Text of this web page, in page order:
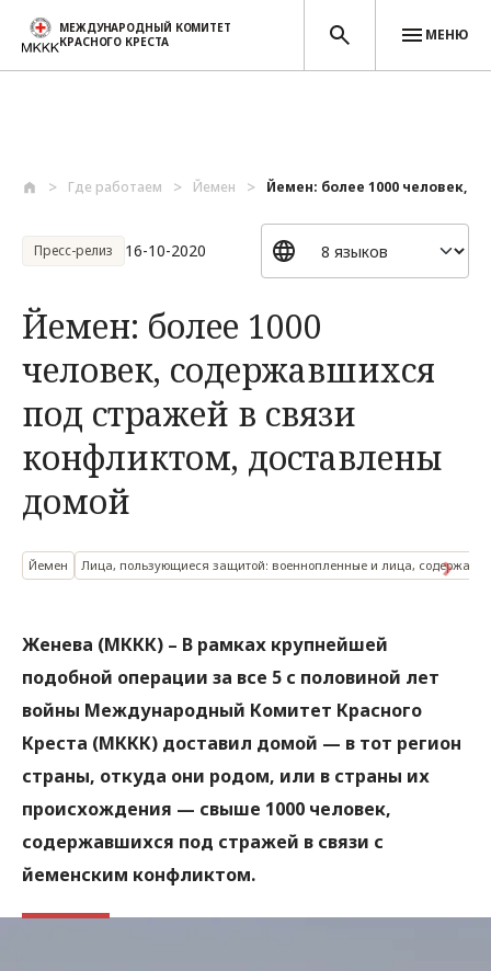
МЕЖДУНАРОДНЫЙ КОМИТЕТ
КРАСНОГО КРЕСТА
МЕНЮ
Где работаем Йемен Йемен: более 1000 человек,
Пресс-релиз 16-10-2020
Йемен: более 1000
человек, содержавшихся
под стражей в связи
конфликтом, доставлены
домой
Йемен Лица, пользующиеся защитой: военнопленные и лица,
Женева (МККК) – В рамках крупнейшей
подобной операции за все 5 с половиной лет
войны Международный Комитет Красного
Креста (МККК) доставил домой — в тот регион
страны, откуда они родом, или в страны их
происхождения — свыше 1000 человек,
содержавшихся под стражей в связи с
йеменским конфликтом.